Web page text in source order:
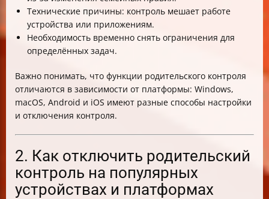
Технические причины: контроль мешает работе
устройства или приложениям.
Необходимость временно снять ограничения для
определённых задач.
Важно понимать, что функции родительского контроля
отличаются в зависимости от платформы: Windows,
macOS, Android и iOS имеют разные способы настройки
и отключения контроля.
2. Как отключить родительский
контроль на популярных
устройствах и платформах